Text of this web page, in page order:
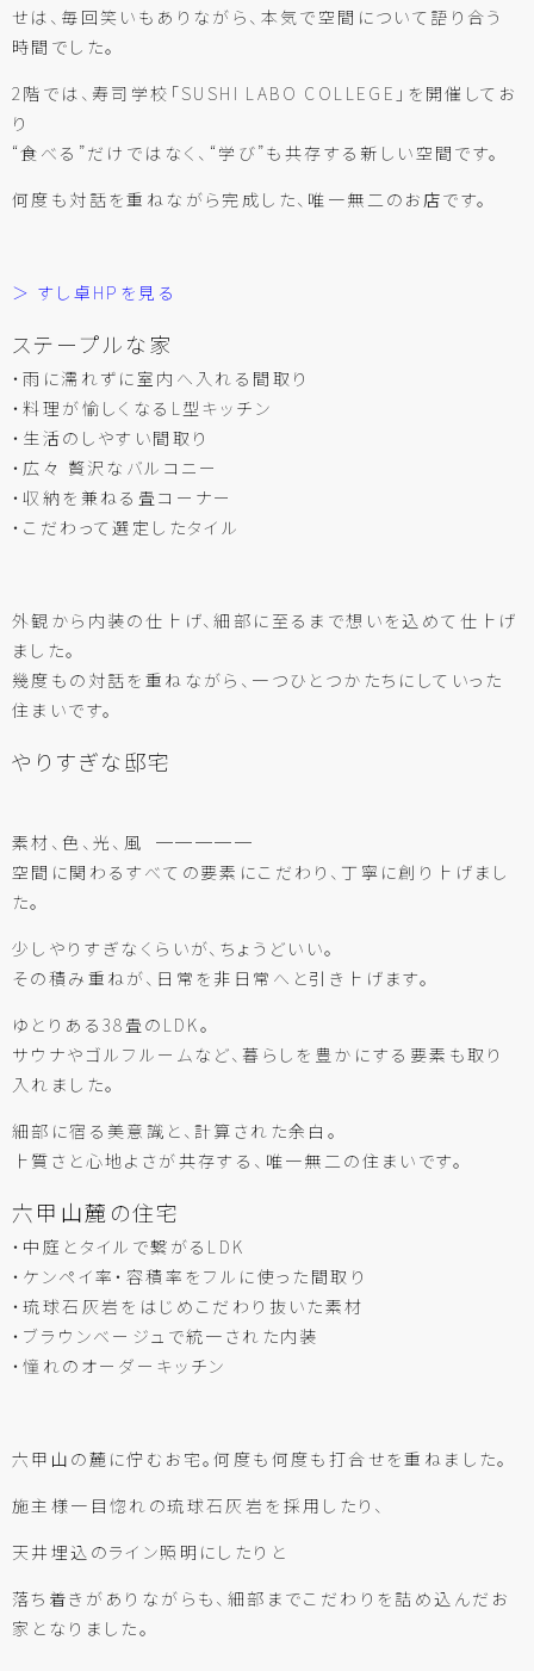
せは、毎回笑いもありながら、本気で空間について語り合う
時間でした。
2階では、寿司学校「SUSHI LABO COLLEGE」を開催してお
り
“食べる”だけではなく、“学び”も共存する新しい空間です。
何度も対話を重ねながら完成した、唯一無二のお店です。
＞ すし卓HPを見る
ステープルな家
・雨に濡れずに室内へ入れる間取り
・料理が愉しくなるL型キッチン
・生活のしやすい間取り
・広々 贅沢なバルコニー
・収納を兼ねる畳コーナー
・こだわって選定したタイル
外観から内装の仕上げ、細部に至るまで想いを込めて仕上げ
ました。
幾度もの対話を重ねながら、一つひとつかたちにしていった
住まいです。
やりすぎな邸宅
素材、色、光、風 ─────
空間に関わるすべての要素にこだわり、丁寧に創り上げまし
た。
少しやりすぎなくらいが、ちょうどいい。
その積み重ねが、日常を非日常へと引き上げます。
ゆとりある38畳のLDK。
サウナやゴルフルームなど、暮らしを豊かにする要素も取り
入れました。
細部に宿る美意識と、計算された余白。
上質さと心地よさが共存する、唯一無二の住まいです。
六甲山麓の住宅
・中庭とタイルで繋がるLDK
・ケンペイ率・容積率をフルに使った間取り
・琉球石灰岩をはじめこだわり抜いた素材
・ブラウンベージュで統一された内装
・憧れのオーダーキッチン
六甲山の麓に佇むお宅。何度も何度も打合せを重ねました。
施主様一目惚れの琉球石灰岩を採用したり、
天井埋込のライン照明にしたりと
落ち着きがありながらも、細部までこだわりを詰め込んだお
家となりました。